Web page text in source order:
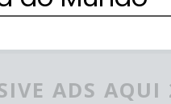
ADS AQUI